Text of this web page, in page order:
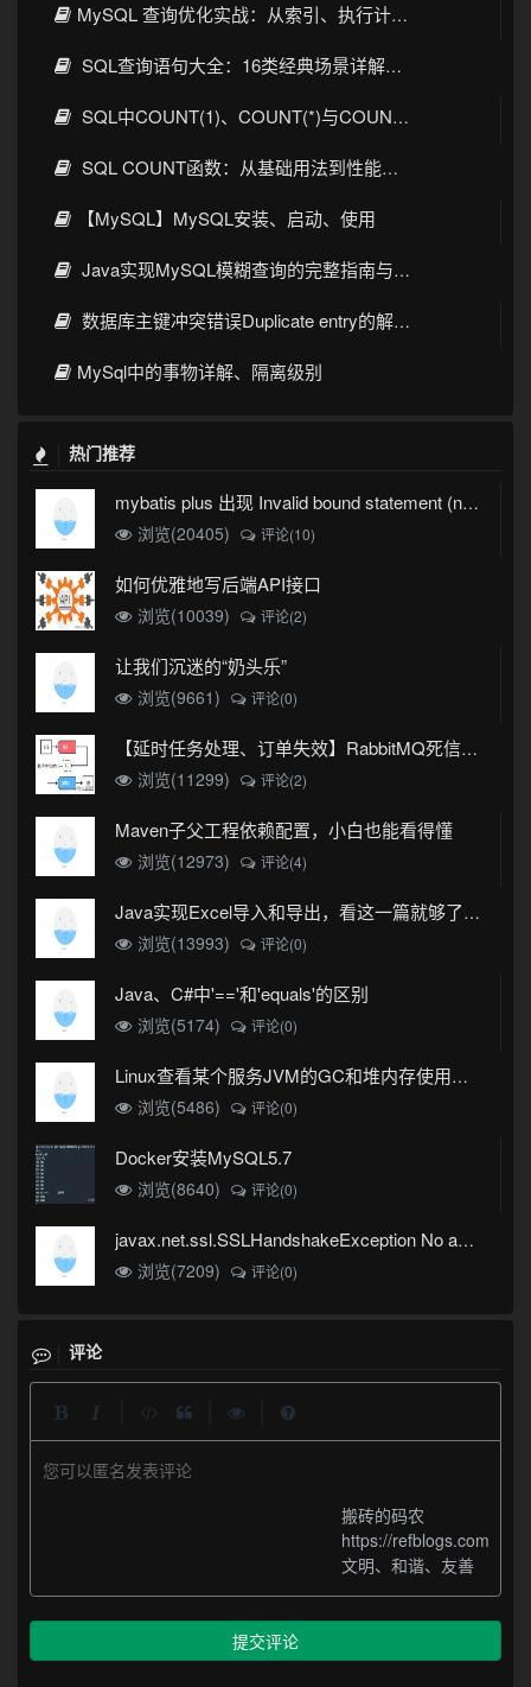
MySQL 查询优化实战：从索引、执行计划到SQL调优全攻略
SQL查询语句大全：16类经典场景详解与性能优化指南
SQL中COUNT(1)、COUNT(*)与COUNT(列名)的核心区别与优化实践
SQL COUNT函数：从基础用法到性能优化全攻略
【MySQL】MySQL安装、启动、使用
Java实现MySQL模糊查询的完整指南与最佳实践
数据库主键冲突错误Duplicate entry的解决方案
MySql中的事物详解、隔离级别
热门推荐
mybatis plus 出现 Invalid bound statement (not found)
浏览(20405)
评论(10)
如何优雅地写后端API接口
浏览(10039) 评论(2)
让我们沉迷的“奶头乐”
浏览(9661) 评论(0)
【延时任务处理、订单失效】RabbitMQ死信队列实现
浏览(11299)
评论(2)
Maven子父工程依赖配置，小白也能看得懂
浏览(12973) 评论(4)
Java实现Excel导入和导出，看这一篇就够了(珍藏版)
浏览(13993)
评论(0)
Java、C#中'=='和'equals'的区别
浏览(5174) 评论(0)
Linux查看某个服务JVM的GC和堆内存使用情况
浏览(5486)
评论(0)
Docker安装MySQL5.7
浏览(8640) 评论(0)
javax.net.ssl.SSLHandshakeException No appropriate protocol (protocol is disabled or cipher suites are inappropriate)错误
浏览(7209)
评论(0)
评论
您可以匿名发表评论
搬砖的码农
https://refblogs.com
文明、和谐、友善
提交评论